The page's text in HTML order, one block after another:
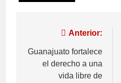
Anterior:
Guanajuato fortalece
el derecho a una
vida libre de